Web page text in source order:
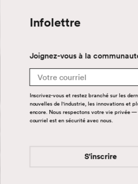
Infolettre
Joignez-vous à la
Email
Inscrivez-vous et restez branché sur les
nouvelles de l'industrie, les innovations et
encore. Nous respectons votre vie privée —
courriel est en sécurité avec nous.
S'inscrire